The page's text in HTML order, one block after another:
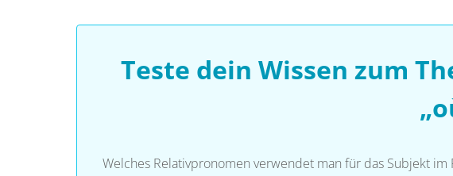
Teste dein Wissen zum
Welches Relativpronomen verwendet man für das Subjekt im